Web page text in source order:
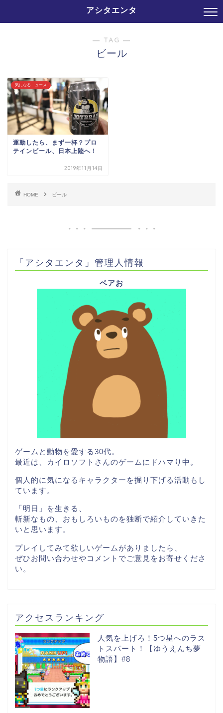
アシタエンタ
― TAG ―
ビール
気になるニュース
運動したら、まず一杯？プロ
テインビール、日本上陸へ！
2019年11月14日
HOME ビール
「アシタエンタ」管理人情報
ベアお
ゲームと動物を愛する30代。
最近は、カイロソフトさんのゲームにドハマり中。
個人的に気になるキャラクターを掘り下げる活動もし
ています。
「明日」を生きる、
斬新なもの、おもしろいものを独断で紹介していきた
いと思います。
プレイしてみて欲しいゲームがありましたら、
ぜひお問い合わせやコメントでご意見をお寄せくださ
い。
アクセスランキング
人気を上げろ！5つ星へのラス
トスパート！【ゆうえんち夢
物語】#8